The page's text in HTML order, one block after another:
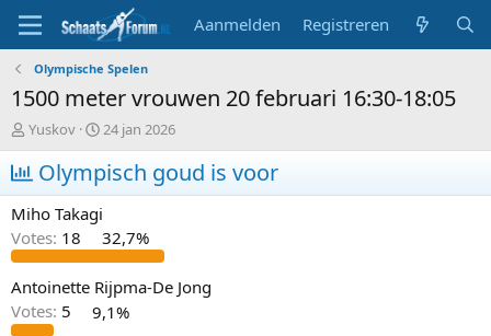
Aanmelden Registreren
Olympische Spelen
1500 meter vrouwen 20 februari 16:30-18:05
T
o
p
i
c
s
t
a
r
t
e
Yuskov
S
t
a
r
a
t
u
m
24 jan 2026
Olympisch goud is voor
Miho Takagi
Votes: 18 32,7%
Antoinette Rijpma-De Jong
Votes: 5 9,1%